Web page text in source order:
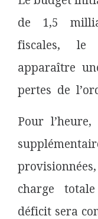
de 1,5
fiscales, le
apparaître
pertes de
Pour
charge totale
déficit sera